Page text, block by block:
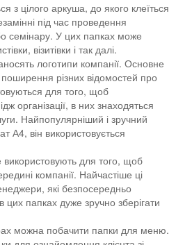
Наклейки
Каталоги
Плакати
Листівки
Флаери
Буклети
Сети
Хенгери
з цілого аркуша, до якого клеїться
під час проведення
семінару. У цих папках може
візитівки і так далі.
логотипи компанії. Основне
різних відомостей про
для того, щоб
організації, в них знаходяться
Найпопулярніший і зручний
він використовується
використовують для того, щоб
компанії. Найчастіше ці
які безпосередньо
цих папках дуже зручно зберігати
можна побачити папки для меню.